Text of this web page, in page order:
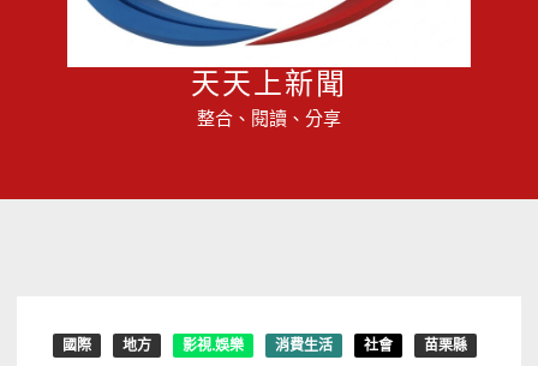
天天上新聞
整合、閱讀、分享
國際 地方 影視.娛樂 消費生活 社會 苗栗縣